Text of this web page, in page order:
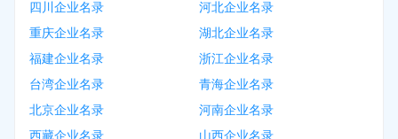
四川企业名录
河北企业名录
重庆企业名录
湖北企业名录
福建企业名录
浙江企业名录
台湾企业名录
青海企业名录
北京企业名录
河南企业名录
西藏企业名录
山西企业名录